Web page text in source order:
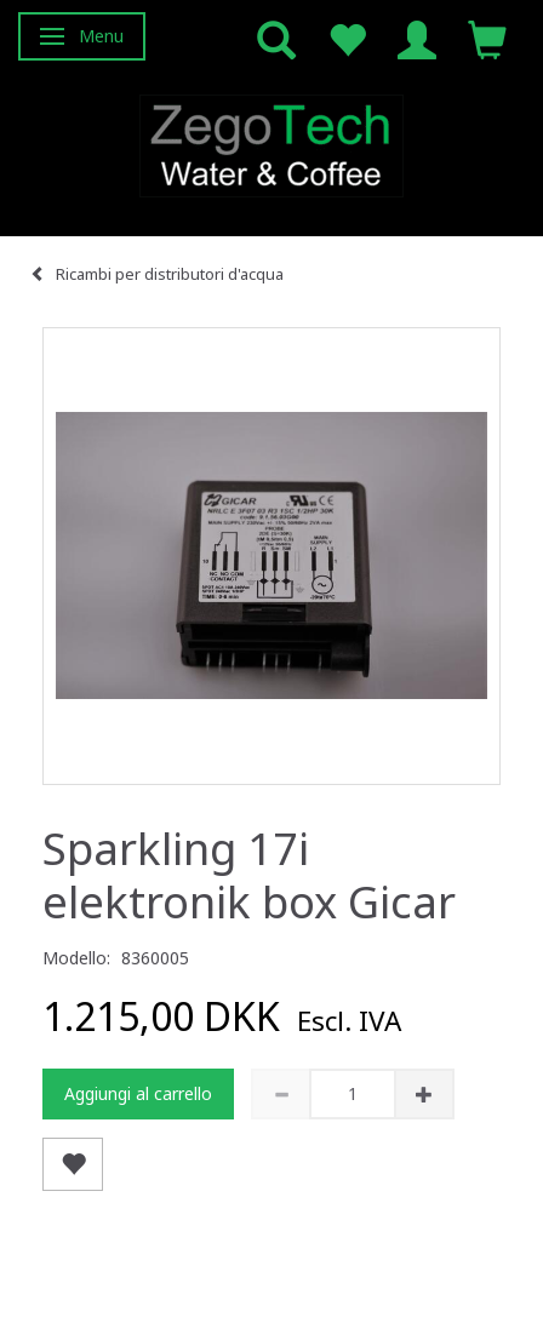
Attiva/disattiva navigazione
Menu
Ricambi per distributori d'acqua
Sparkling 17i
elektronik box Gicar
Modello: 8360005
1.215,00 DKK Escl. IVA
Aggiungi al carrello